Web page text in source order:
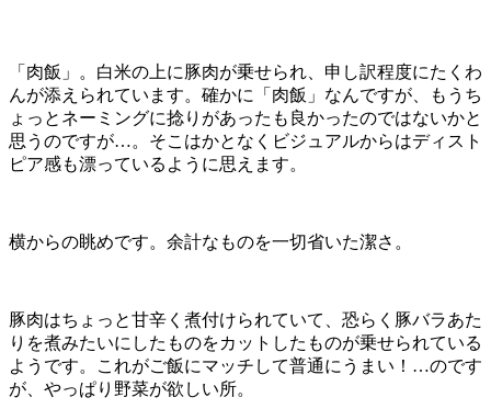
「肉飯」。白米の上に豚肉が乗せられ、申し訳程度にたくわ
んが添えられています。確かに「肉飯」なんですが、もうち
ょっとネーミングに捻りがあったも良かったのではないかと
思うのですが…。そこはかとなくビジュアルからはディスト
ピア感も漂っているように思えます。
横からの眺めです。余計なものを一切省いた潔さ。
豚肉はちょっと甘辛く煮付けられていて、恐らく豚バラあた
りを煮みたいにしたものをカットしたものが乗せられている
ようです。これがご飯にマッチして普通にうまい！…のです
が、やっぱり野菜が欲しい所。